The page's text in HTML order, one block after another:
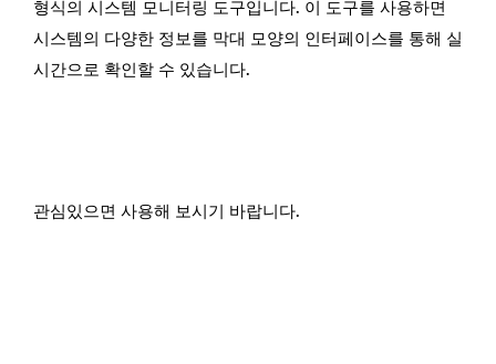
형식의 시스템 모니터링 도구입니다. 이 도구를 사용하면
시스템의 다양한 정보를 막대 모양의 인터페이스를 통해 실
시간으로 확인할 수 있습니다.
관심있으면 사용해 보시기 바랍니다.